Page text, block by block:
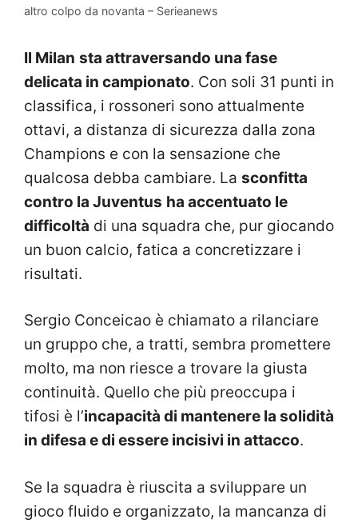
altro colpo da novanta – Serieanews
Il Milan sta attraversando una fase
delicata in campionato. Con soli 31 punti in
classifica, i rossoneri sono attualmente
ottavi, a distanza di sicurezza dalla zona
Champions e con la sensazione che
qualcosa debba cambiare. La sconfitta
contro la Juventus ha accentuato le
difficoltà di una squadra che, pur giocando
un buon calcio, fatica a concretizzare i
risultati.
Sergio Conceicao è chiamato a rilanciare
un gruppo che, a tratti, sembra promettere
molto, ma non riesce a trovare la giusta
continuità. Quello che più preoccupa i
tifosi è l’incapacità di mantenere la solidità
in difesa e di essere incisivi in attacco.
Se la squadra è riuscita a sviluppare un
gioco fluido e organizzato, la mancanza di